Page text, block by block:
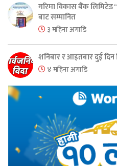
गरिमा विकास बैंक
बाट सम्मानित
३ महिना अगाडि
शनिबार र आइतबार दुई दिन
४ महिना अगाडि